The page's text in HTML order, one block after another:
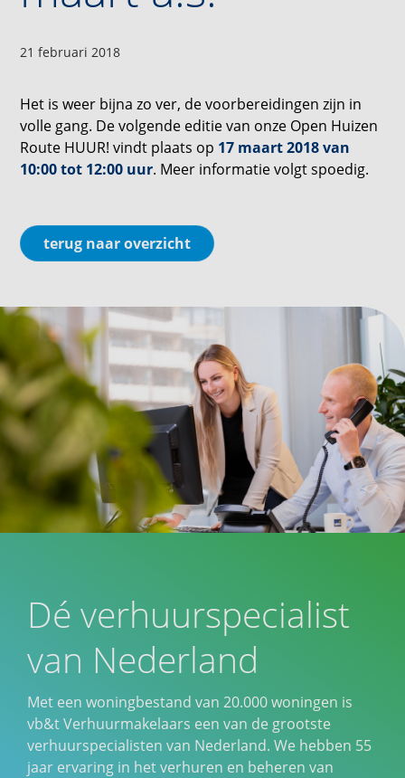
21 februari 2018
Het is weer bijna zo ver, de voorbereidingen zijn in
volle gang. De volgende editie van onze Open Huizen
Route HUUR! vindt plaats op 17 maart 2018 van
10:00 tot 12:00 uur. Meer informatie volgt spoedig.
terug naar overzicht
Dé verhuurspecialist
van Nederland
Met een woningbestand van 20.000 woningen is
vb&t Verhuurmakelaars een van de grootste
verhuurspecialisten van Nederland. We hebben 55
jaar ervaring in het verhuren en beheren van